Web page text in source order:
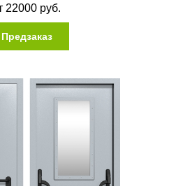
22000 руб.
Предзаказ